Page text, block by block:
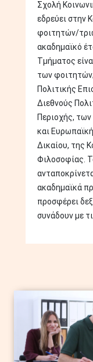
Σχολή
εδρεύει στην
φοιτητών/
ακαδημαϊκό
Τμήματος
των
Πολιτικής
Διεθνούς
Περιοχής,
και
Δικαίου, της
Φιλοσοφίας.
ακαδημαϊκά
προσφέρει
συνάδουν με